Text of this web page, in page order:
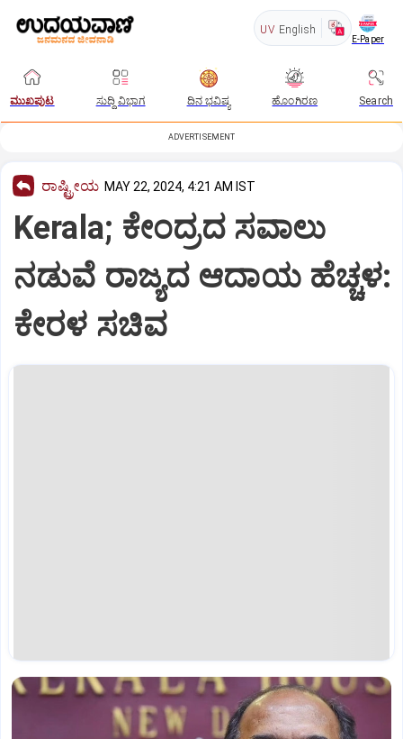
UV English
E-Paper
ಮುಖಪುಟ ಸುದ್ದಿ ವಿಭಾಗ ದಿನ ಭವಿಷ್ಯ ಹೊಂಗಿರಣ Search
ADVERTISEMENT
ರಾಷ್ಟ್ರೀಯ MAY 22, 2024, 4:21 AM IST
Kerala; ಕೇಂದ್ರದ ಸವಾಲು
ನಡುವೆ ರಾಜ್ಯದ ಆದಾಯ ಹೆಚ್ಚಳ:
ಕೇರಳ ಸಚಿವ